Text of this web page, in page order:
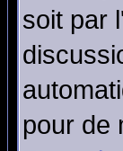
soit par
pour de